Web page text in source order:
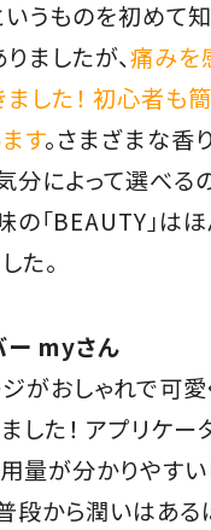
うものを初めて
ましたが、痛みを
した！ 初心者も
す。さまざまな香
分によって選べる
の「BEAUTY」は
た。
ー myさん
がおしゃれで可愛
した！ アプリケ
量が分かりやすい
段から潤いはある